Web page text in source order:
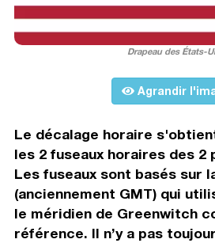
Drapeau des États-
Agrandir
Le décalage horaire
les 2 fuseaux horaires des 2
Les fuseaux sont basés sur
(anciennement GMT) qui
le méridien de Greenwitch
référence. Il n’y a pas